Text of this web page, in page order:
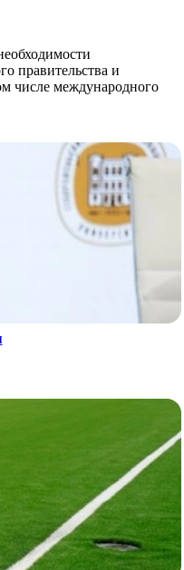
правительства и
числе международного